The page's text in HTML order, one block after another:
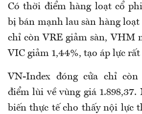
Có thời điểm hàng loạt cổ
bị bán mạnh lau sàn hàng
chỉ còn VRE giảm sàn, VHM
VIC giảm 1,44%, tạo áp lực
VN-Index đóng cửa chỉ
điểm lùi về vùng giá 1.898,37.
biến thực tế cho thấy nội lực